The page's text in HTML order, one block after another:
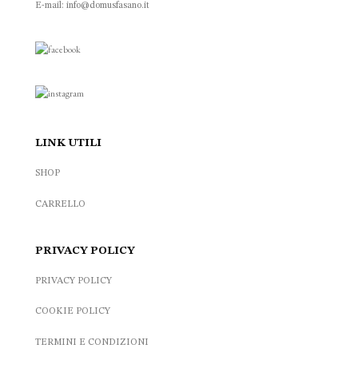
E-mail: info@domusfasano.it
LINK UTILI
SHOP
CARRELLO
PRIVACY POLICY
PRIVACY POLICY
COOKIE POLICY
TERMINI E CONDIZIONI